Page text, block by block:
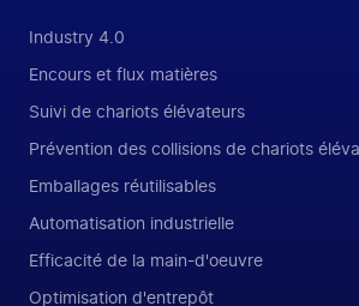
Industry 4.0
Encours et flux matières
Suivi de chariots élévateurs
Prévention des collisions de chariots
Emballages réutilisables
Automatisation industrielle
Efficacité de la main-d'oeuvre
Optimisation d'entrepôt